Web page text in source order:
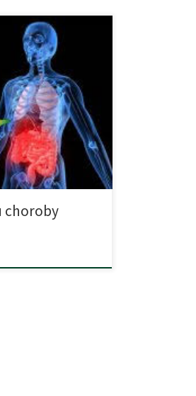
jelit, której
tej choroby nie są
ona być leczona
Obecnie w Polsce
chorujących na tę
wieku stale wzrasta.
choroby